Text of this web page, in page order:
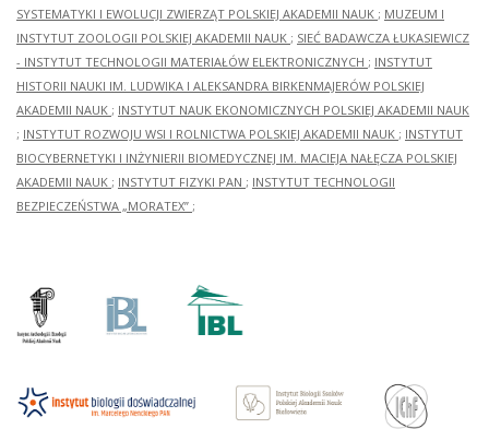
SYSTEMATYKI I EWOLUCJI ZWIERZĄT POLSKIEJ AKADEMII NAUK ; MUZEUM I
INSTYTUT ZOOLOGII POLSKIEJ AKADEMII NAUK ; SIEĆ BADAWCZA ŁUKASIEWICZ
- INSTYTUT TECHNOLOGII MATERIAŁÓW ELEKTRONICZNYCH ; INSTYTUT
HISTORII NAUKI IM. LUDWIKA I ALEKSANDRA BIRKENMAJERÓW POLSKIEJ
AKADEMII NAUK ; INSTYTUT NAUK EKONOMICZNYCH POLSKIEJ AKADEMII NAUK
; INSTYTUT ROZWOJU WSI I ROLNICTWA POLSKIEJ AKADEMII NAUK ; INSTYTUT
BIOCYBERNETYKI I INŻYNIERII BIOMEDYCZNEJ IM. MACIEJA NAŁĘCZA POLSKIEJ
AKADEMII NAUK ; INSTYTUT FIZYKI PAN ; INSTYTUT TECHNOLOGII
BEZPIECZEŃSTWA „MORATEX” ;